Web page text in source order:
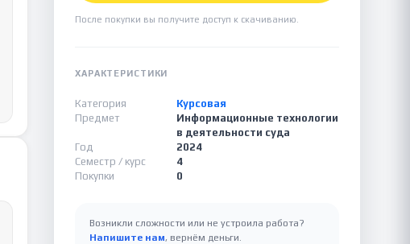
После покупки вы получите доступ к скачиванию.
ХАРАКТЕРИСТИКИ
Категория
Курсовая
Предмет
Информационные технологии
в деятельности суда
Год
2024
Семестр / курс
4
Покупки
0
Возникли сложности или не устроила работа?
Напишите нам, вернём деньги.